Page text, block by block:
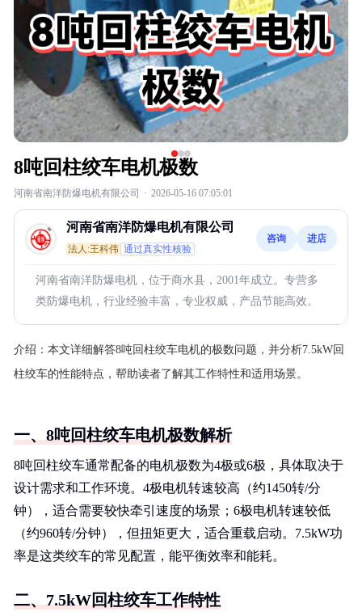
8吨回柱绞车电机极数
河南省南洋防爆电机有限公司 · 2026-05-16 07:05:01
河南省南洋防爆电机有限公司
法人:王科伟 通过真实性核验
咨询 进店
河南省南洋防爆电机，位于商水县，2001年成立。专营多
类防爆电机，行业经验丰富，专业权威，产品节能高效。
介绍： 本文详细解答8吨回柱绞车电机的极数问题，并分析7.5kW回
柱绞车的性能特点，帮助读者了解其工作特性和适用场景。
一、8吨回柱绞车电机极数解析
8吨回柱绞车通常配备的电机极数为4极或6极，具体取决于
设计需求和工作环境。4极电机转速较高（约1450转/分
钟），适合需要较快牵引速度的场景；6极电机转速较低
（约960转/分钟），但扭矩更大，适合重载启动。7.5kW功
率是这类绞车的常见配置，能平衡效率和能耗。
二、7.5kW回柱绞车工作特性